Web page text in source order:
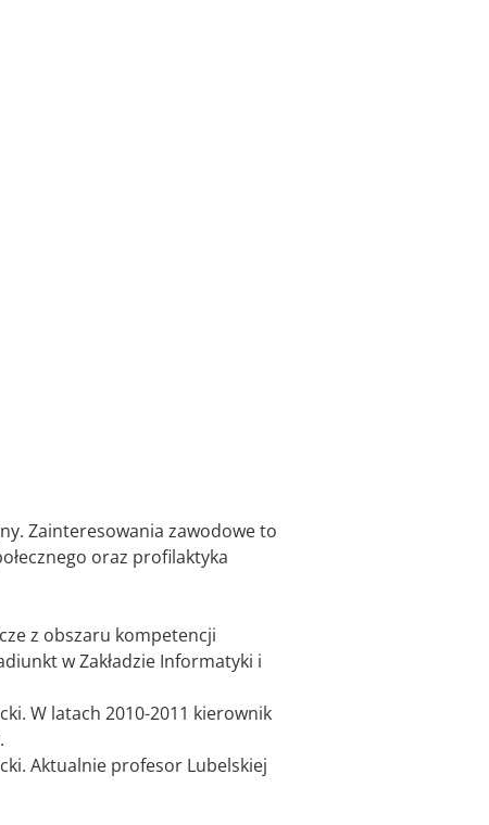
Zainteresowania zawodowe to
oraz profilaktyka
z obszaru kompetencji
w Zakładzie Informatyki i
W latach 2010-2011 kierownik
Aktualnie profesor Lubelskiej